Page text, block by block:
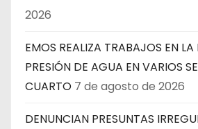
2026
EMOS REALIZA TRABAJOS EN
PRESIÓN DE AGUA EN VARIOS
CUARTO 7 de agosto de 2026
DENUNCIAN PRESUNTAS